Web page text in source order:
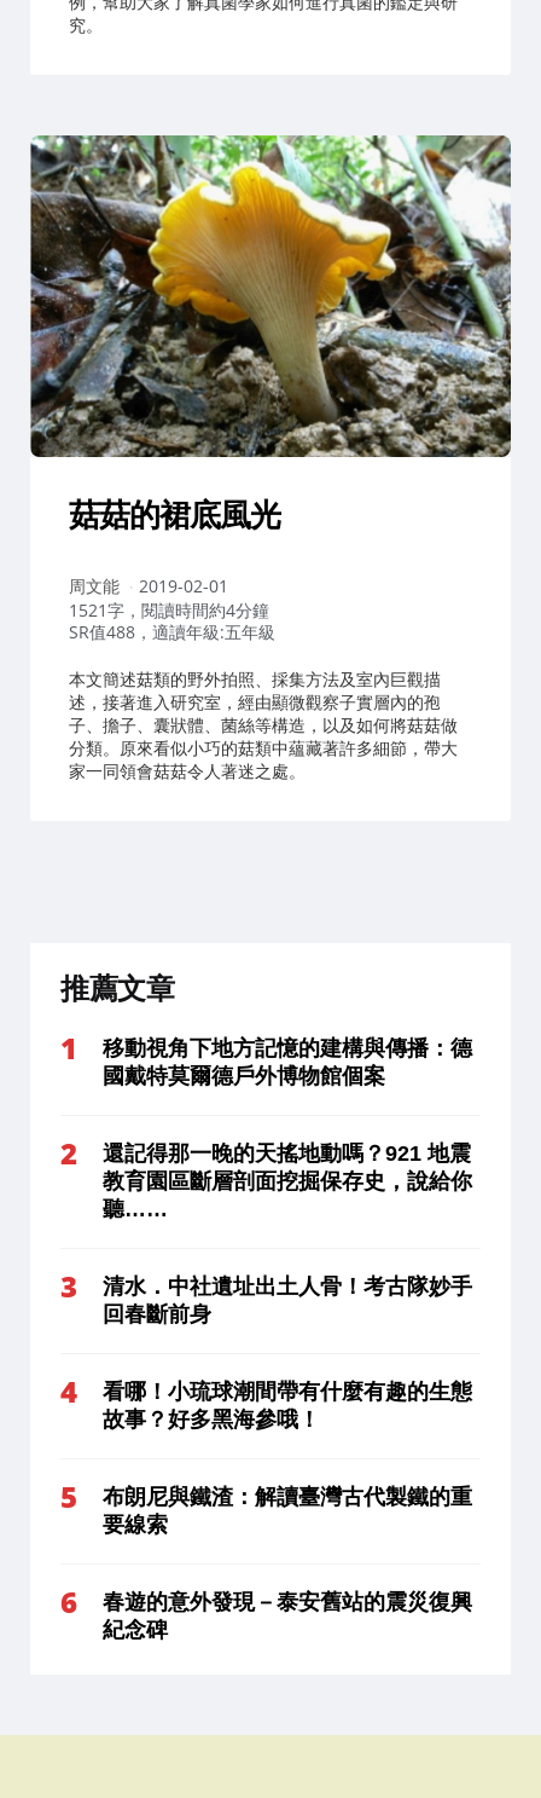
究。
菇菇的裙底風光
作
者：
周文能
2019-02-01
1521字，閱讀時間約4分鐘
SR值488，適讀年級:五年級
本文簡述菇類的野外拍照、採集方法及室內巨觀描
述，接著進入研究室，經由顯微觀察子實層內的孢
子、擔子、囊狀體、菌絲等構造，以及如何將菇菇做
分類。原來看似小巧的菇類中蘊藏著許多細節，帶大
家一同領會菇菇令人著迷之處。
推薦文章
移動視角下地方記憶的建構與傳播：德
國戴特莫爾德戶外博物館個案
還記得那一晚的天搖地動嗎？921 地震
教育園區斷層剖面挖掘保存史，說給你
聽……
清水．中社遺址出土人骨！考古隊妙手
回春斷前身
看哪！小琉球潮間帶有什麼有趣的生態
故事？好多黑海參哦！
布朗尼與鐵渣：解讀臺灣古代製鐵的重
要線索
春遊的意外發現－泰安舊站的震災復興
紀念碑